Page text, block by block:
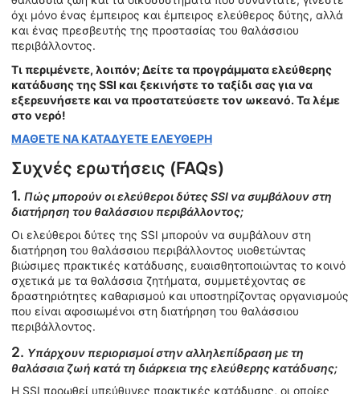
όχι μόνο ένας έμπειρος και έμπειρος ελεύθερος δύτης, αλλά
και ένας πρεσβευτής της προστασίας του θαλάσσιου
περιβάλλοντος.
Τι περιμένετε, λοιπόν; Δείτε τα προγράμματα ελεύθερης
κατάδυσης της SSI και ξεκινήστε το ταξίδι σας για να
εξερευνήσετε και να προστατεύσετε τον ωκεανό. Τα λέμε
στο νερό!
ΜΑΘΕΤΕ ΝΑ ΚΑΤΑΔΥΕΤΕ ΕΛΕΥΘΕΡΗ
Συχνές ερωτήσεις (FAQs)
1. Πώς μπορούν οι ελεύθεροι δύτες SSI να συμβάλουν στη
διατήρηση του θαλάσσιου περιβάλλοντος;
Οι ελεύθεροι δύτες της SSI μπορούν να συμβάλουν στη
διατήρηση του θαλάσσιου περιβάλλοντος υιοθετώντας
βιώσιμες πρακτικές κατάδυσης, ευαισθητοποιώντας το κοινό
σχετικά με τα θαλάσσια ζητήματα, συμμετέχοντας σε
δραστηριότητες καθαρισμού και υποστηρίζοντας οργανισμούς
που είναι αφοσιωμένοι στη διατήρηση του θαλάσσιου
περιβάλλοντος.
2. Υπάρχουν περιορισμοί στην αλληλεπίδραση με τη
θαλάσσια ζωή κατά τη διάρκεια της ελεύθερης κατάδυσης;
Η SSI προωθεί υπεύθυνες πρακτικές κατάδυσης, οι οποίες